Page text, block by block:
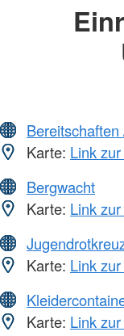
Karte: Link
Bergwacht
Karte: Link
Karte: Link
Karte: Link